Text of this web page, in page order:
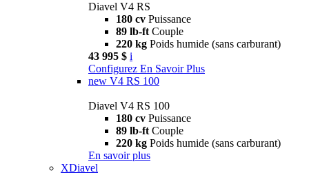
Diavel V4 RS
180 cv Puissance
89 lb-ft Couple
220 kg Poids humide (sans carburant)
43 995 $ i
Configurez En Savoir Plus
new V4 RS 100
Diavel V4 RS 100
180 cv Puissance
89 lb-ft Couple
220 kg Poids humide (sans carburant)
En savoir plus
XDiavel